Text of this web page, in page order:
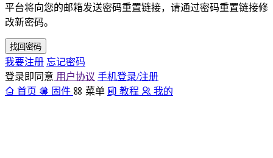
平台将向您的邮箱发送密码重置链接，请通过密码重置链接修
改新密码。
找回密码
我要注册 忘记密码
登录即同意 用户协议 手机登录/注册
首页
固件 菜单 教程 我的